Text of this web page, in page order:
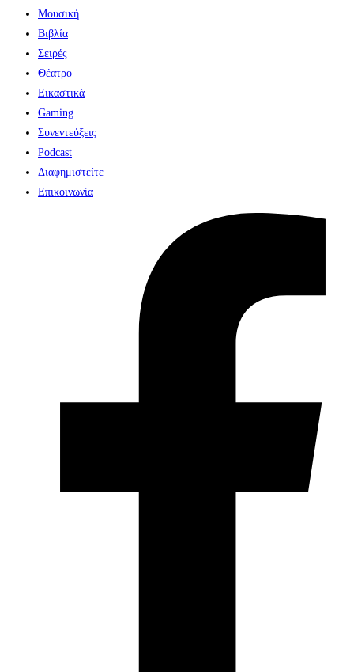
Μουσική
Βιβλία
Σειρές
Θέατρο
Εικαστικά
Gaming
Συνεντεύξεις
Podcast
Διαφημιστείτε
Επικοινωνία